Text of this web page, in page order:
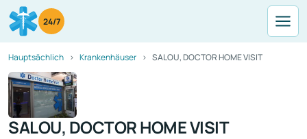
24/7
Hauptsächlich Krankenhäuser SALOU, DOCTOR HOME VISIT
SALOU, DOCTOR HOME VISIT